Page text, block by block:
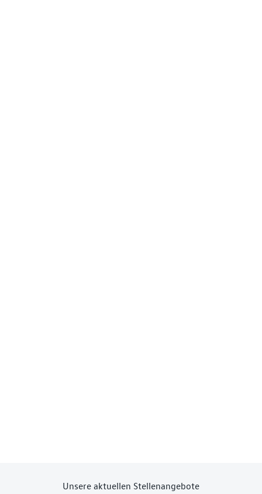
Unsere aktuellen Stellenangebote